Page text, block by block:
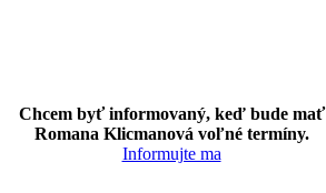
Chcem byť informovaný, keď bude mať
Romana Klicmanová voľné termíny.
Informujte ma